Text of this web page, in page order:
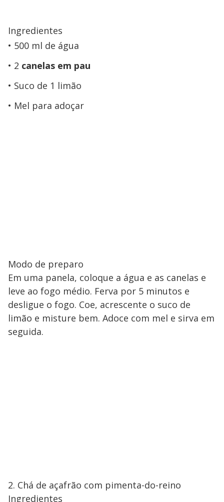
Ingredientes
500 ml de água
2 canelas em pau
Suco de 1 limão
Mel para adoçar
Modo de preparo
Em uma panela, coloque a água e as canelas e
leve ao fogo médio. Ferva por 5 minutos e
desligue o fogo. Coe, acrescente o suco de
limão e misture bem. Adoce com mel e sirva em
seguida.
2. Chá de açafrão com pimenta-do-reino
Ingredientes